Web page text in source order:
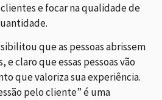
e focar na qualidade de
que as pessoas abrissem
e claro que essas pessoas vão
que valoriza sua experiência.
pelo cliente” é uma